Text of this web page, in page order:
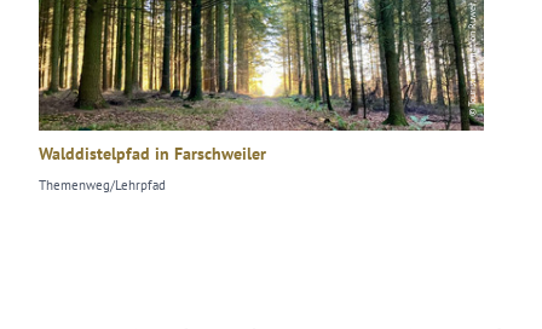
Walddistelpfad in Farschweiler
Themenweg/Lehrpfad